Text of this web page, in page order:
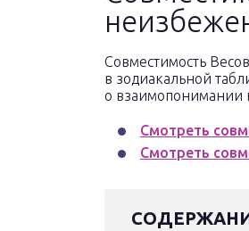
Совместимость
в зодиакальной
о взаимопонимании
Смотреть
Смотреть